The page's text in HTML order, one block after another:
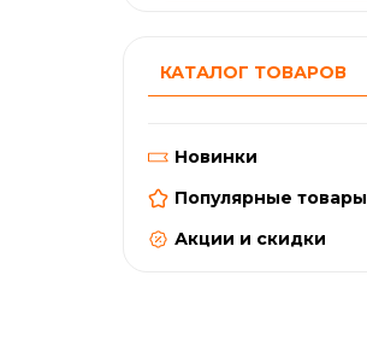
КАТАЛОГ ТОВАРОВ
Новинки
Популярные товары
Акции и скидки